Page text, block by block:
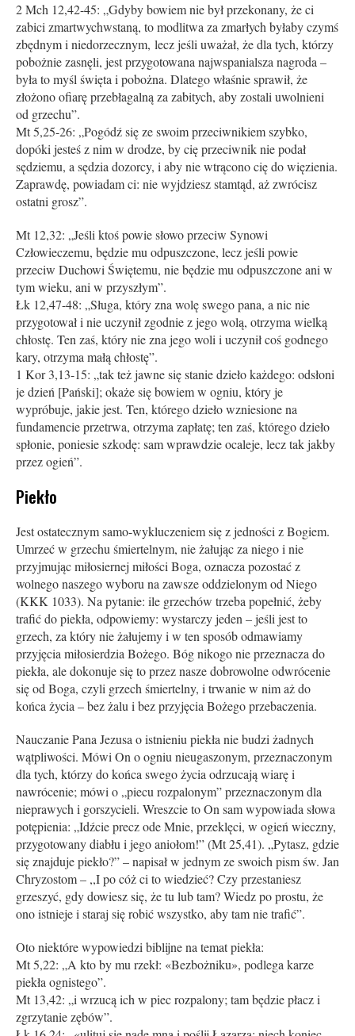
2 Mch 12,42-45: „Gdyby bowiem nie był przekonany, że ci
zabici zmartwychwstaną, to modlitwa za zmarłych byłaby czymś
zbędnym i niedorzecznym, lecz jeśli uważał, że dla tych, którzy
pobożnie zasnęli, jest przygotowana najwspanialsza nagroda –
była to myśl święta i pobożna. Dlatego właśnie sprawił, że
złożono ofiarę przebłagalną za zabitych, aby zostali uwolnieni
od grzechu”.
Mt 5,25-26: „Pogódź się ze swoim przeciwnikiem szybko,
dopóki jesteś z nim w drodze, by cię przeciwnik nie podał
sędziemu, a sędzia dozorcy, i aby nie wtrącono cię do więzienia.
Zaprawdę, powiadam ci: nie wyjdziesz stamtąd, aż zwrócisz
ostatni grosz”.
Mt 12,32: „Jeśli ktoś powie słowo przeciw Synowi
Człowieczemu, będzie mu odpuszczone, lecz jeśli powie
przeciw Duchowi Świętemu, nie będzie mu odpuszczone ani w
tym wieku, ani w przyszłym”.
Łk 12,47-48: „Sługa, który zna wolę swego pana, a nic nie
przygotował i nie uczynił zgodnie z jego wolą, otrzyma wielką
chłostę. Ten zaś, który nie zna jego woli i uczynił coś godnego
kary, otrzyma małą chłostę”.
1 Kor 3,13-15: „tak też jawne się stanie dzieło każdego: odsłoni
je dzień [Pański]; okaże się bowiem w ogniu, który je
wypróbuje, jakie jest. Ten, którego dzieło wzniesione na
fundamencie przetrwa, otrzyma zapłatę; ten zaś, którego dzieło
spłonie, poniesie szkodę: sam wprawdzie ocaleje, lecz tak jakby
przez ogień”.
Piekło
Jest ostatecznym samo-wykluczeniem się z jedności z Bogiem.
Umrzeć w grzechu śmiertelnym, nie żałując za niego i nie
przyjmując miłosiernej miłości Boga, oznacza pozostać z
wolnego naszego wyboru na zawsze oddzielonym od Niego
(KKK 1033). Na pytanie: ile grzechów trzeba popełnić, żeby
trafić do piekła, odpowiemy: wystarczy jeden – jeśli jest to
grzech, za który nie żałujemy i w ten sposób odmawiamy
przyjęcia miłosierdzia Bożego. Bóg nikogo nie przeznacza do
piekła, ale dokonuje się to przez nasze dobrowolne odwrócenie
się od Boga, czyli grzech śmiertelny, i trwanie w nim aż do
końca życia – bez żalu i bez przyjęcia Bożego przebaczenia.
Nauczanie Pana Jezusa o istnieniu piekła nie budzi żadnych
wątpliwości. Mówi On o ogniu nieugaszonym, przeznaczonym
dla tych, którzy do końca swego życia odrzucają wiarę i
nawrócenie; mówi o „piecu rozpalonym” przeznaczonym dla
nieprawych i gorszycieli. Wreszcie to On sam wypowiada słowa
potępienia: „Idźcie precz ode Mnie, przeklęci, w ogień wieczny,
przygotowany diabłu i jego aniołom!” (Mt 25,41). „Pytasz, gdzie
się znajduje piekło?” – napisał w jednym ze swoich pism św. Jan
Chryzostom – ,,I po cóż ci to wiedzieć? Czy przestaniesz
grzeszyć, gdy dowiesz się, że tu lub tam? Wiedz po prostu, że
ono istnieje i staraj się robić wszystko, aby tam nie trafić”.
Oto niektóre wypowiedzi biblijne na temat piekła:
Mt 5,22: „A kto by mu rzekł: «Bezbożniku», podlega karze
piekła ognistego”.
Mt 13,42: „i wrzucą ich w piec rozpalony; tam będzie płacz i
zgrzytanie zębów”.